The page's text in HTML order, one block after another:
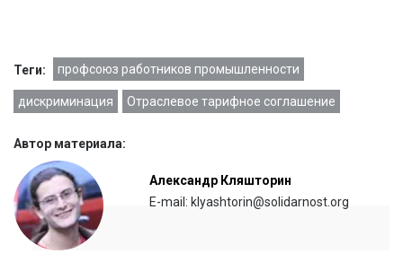
Теги: профсоюз работников промышленности
дискриминация Отраслевое тарифное соглашение
Автор материала:
Александр Кляшторин
E-mail: klyashtorin@solidarnost.org